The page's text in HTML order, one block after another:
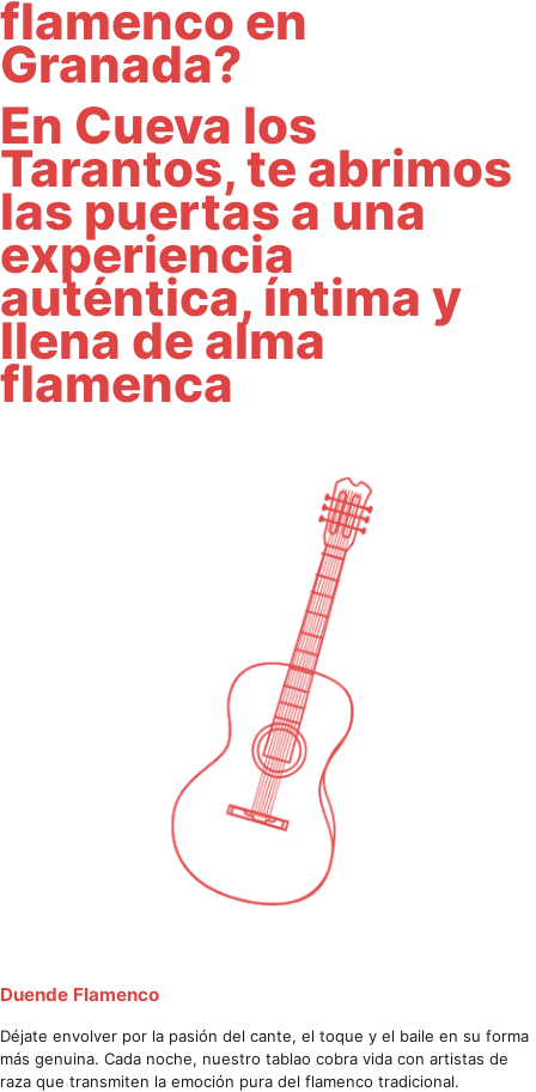
flamenco en
Granada?
En Cueva los
Tarantos, te abrimos
las puertas a una
experiencia
auténtica, íntima y
llena de alma
flamenca
Duende Flamenco
Déjate envolver por la pasión del cante, el toque y el baile en su forma
más genuina. Cada noche, nuestro tablao cobra vida con artistas de
raza que transmiten la emoción pura del flamenco tradicional.